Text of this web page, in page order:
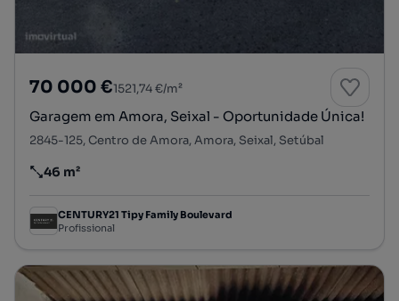
70 000 €1521,74 €/m²
Garagem em Amora, Seixal - Oportunidade Única!
2845-125, Centro de Amora, Amora, Seixal, Setúbal
Preço por metro quadrado
46 m²
CENTURY21 Tipy Family Boulevard
Profissional